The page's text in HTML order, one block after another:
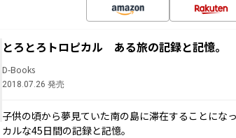
とろとろトロピカル ある旅の記録と記憶。
D-Books
2018.07.26 発売
子供の頃から夢見ていた南の島に滞在することにな
カルな45日間の記録と記憶。